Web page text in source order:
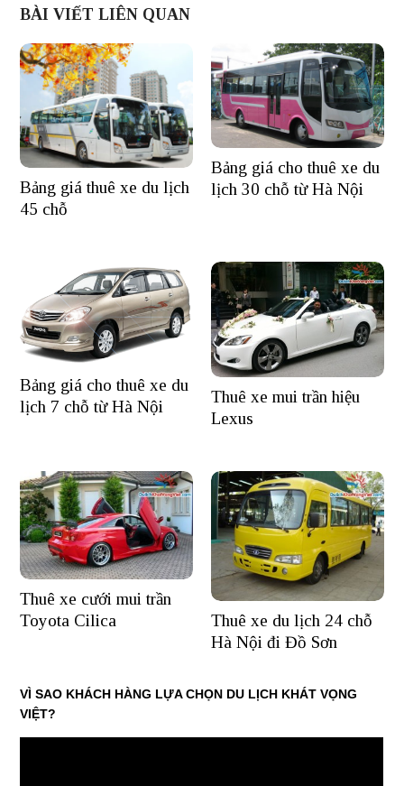
BÀI VIẾT LIÊN QUAN
Bảng giá thuê xe du lịch
45 chỗ
Bảng giá cho thuê xe du
lịch 30 chỗ từ Hà Nội
Bảng giá cho thuê xe du
lịch 7 chỗ từ Hà Nội
Thuê xe mui trần hiệu
Lexus
Thuê xe cưới mui trần
Toyota Cilica
Thuê xe du lịch 24 chỗ
Hà Nội đi Đồ Sơn
VÌ SAO KHÁCH HÀNG LỰA CHỌN DU LỊCH KHÁT VỌNG
VIỆT?